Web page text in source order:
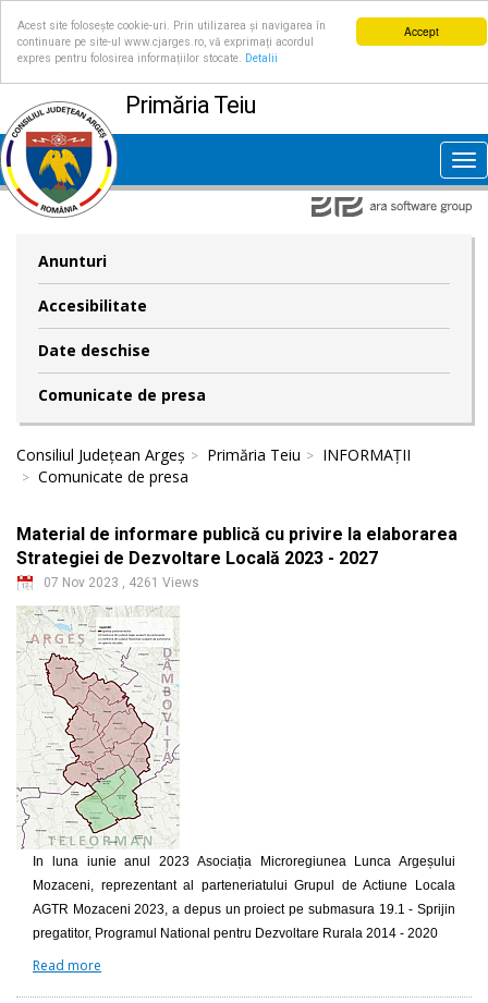
Accept
Acest site folosește cookie-uri. Prin utilizarea și navigarea în
continuare pe site-ul www.cjarges.ro, vă exprimați acordul
expres pentru folosirea informațiilor stocate.
Detalii
Primăria Teiu
Anunturi
Accesibilitate
Date deschise
Comunicate de presa
Consiliul Județean Argeș Primăria Teiu
INFORMAȚII
Comunicate de presa
Material de informare publică cu privire la elaborarea
Strategiei de Dezvoltare Locală 2023 - 2027
07 Nov 2023 , 4261 Views
In luna iunie anul 2023 Asociația Microregiunea Lunca Argeșului
Mozaceni, reprezentant al parteneriatului Grupul de Actiune Locala
AGTR Mozaceni 2023, a depus un proiect pe submasura 19.1 - Sprijin
pregatitor, Programul National pentru Dezvoltare Rurala 2014 - 2020
Read more